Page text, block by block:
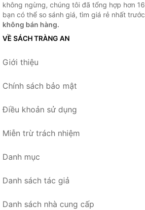
không ngừng, chúng tôi đã tổng hợp hơn
bạn có thể so sánh giá, tìm giá rẻ nhất
không bán hàng.
VỀ SÁCH TRÀNG AN
Giới thiệu
Chính sách bảo mật
Điều khoản sử dụng
Miễn trừ trách nhiệm
Danh mục
Danh sách tác giả
Danh sách nhà cung cấp